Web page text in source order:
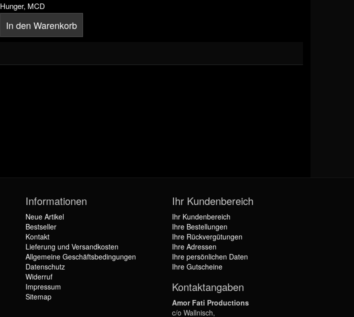
Hunger, MCD
In den Warenkorb
Informationen
Neue Artikel
Bestseller
Kontakt
Lieferung und Versandkosten
Allgemeine Geschäftsbedingungen
Datenschutz
Widerruf
Impressum
Sitemap
Ihr Kundenbereich
Ihr Kundenbereich
Ihre Bestellungen
Ihre Rückvergütungen
Ihre Adressen
Ihre persönlichen Daten
Ihre Gutscheine
Kontaktangaben
Amor Fati Productions
c/o Wallnisch,